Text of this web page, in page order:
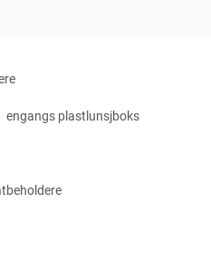
engangs plastlunsjboks